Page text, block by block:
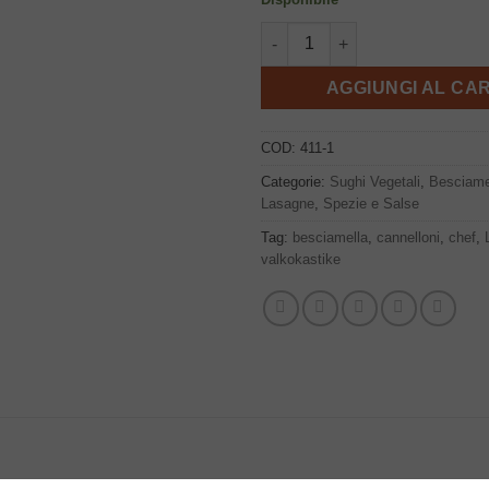
Besciamella 200ml, Chef
AGGIUNGI AL
COD: 411-1
Categorie: Sughi Vegetali,
Lasagne, Spezie e Salse
Tag: besciamella, cannelloni, chef,
valkokastike